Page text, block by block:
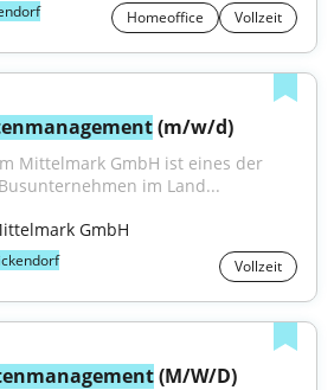
Homeoffice Vollzeit
(m/w/d)
Mittelmark GmbH ist eines der
im Land...
GmbH
Vollzeit
(M/W/D)